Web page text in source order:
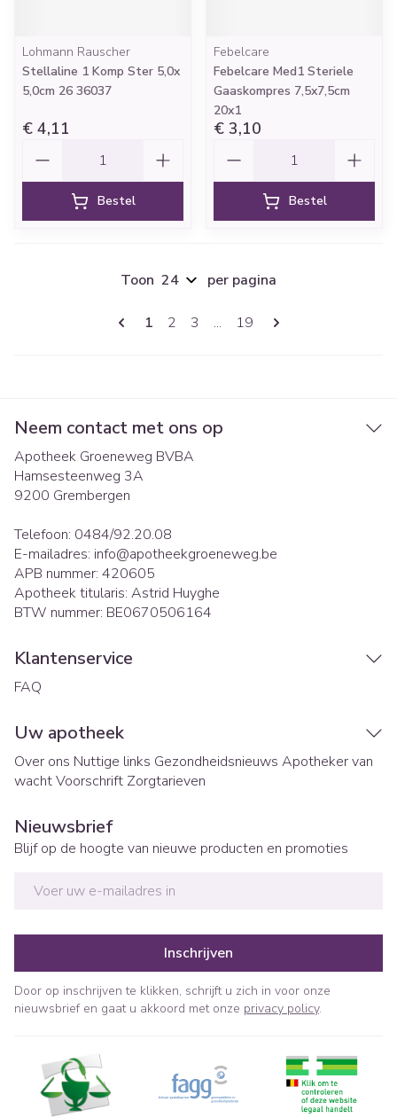
Lohmann Rauscher
Stellaline 1 Komp Ster 5,0x
5,0cm 26 36037
€ 4,11
Bestel
Febelcare
Febelcare Med1 Steriele
Gaaskompres 7,5x7,5cm
20x1
€ 3,10
Bestel
Pagina's
U lees momenteel pagina
1 Pagina
2 Pagina
3 ... Pagina
19
Toon per pagina
Neem contact met ons op
Apotheek Groeneweg BVBA
Hamsesteenweg 3A
9200 Grembergen
Telefoon: 0484/92.20.08
E-mailadres: info@apotheekgroeneweg.be
APB nummer: 420605
Apotheek titularis: Astrid Huyghe
BTW nummer: BE0670506164
Klantenservice
FAQ
Uw apotheek
Over ons Nuttige links Gezondheidsnieuws Apotheker van
wachtVoorschrift Zorgtarieven
Nieuwsbrief
Blijf op de hoogte van nieuwe producten en promoties
Inschrijven
Door op inschrijven te klikken, schrijft u zich in voor onze
nieuwsbrief en gaat u akkoord met onze privacy policy.